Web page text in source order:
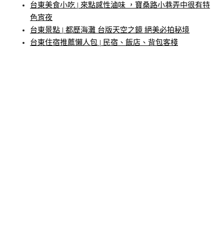
台東美食小吃 | 來點感性滷味 ，寶桑路小巷弄中很有特
色宵夜
台東景點 | 都歷海灘 台版天空之鏡 絕美必拍秘境
台東住宿推薦懶人包 | 民宿、飯店、背包客棧